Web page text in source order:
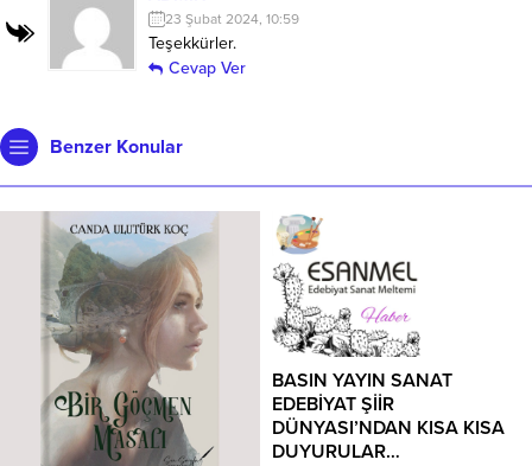
23 Şubat 2024, 10:59
Teşekkürler.
Cevap Ver
Benzer Konular
BASIN YAYIN SANAT
EDEBİYAT ŞİİR
DÜNYASI’NDAN KISA KISA
DUYURULAR…